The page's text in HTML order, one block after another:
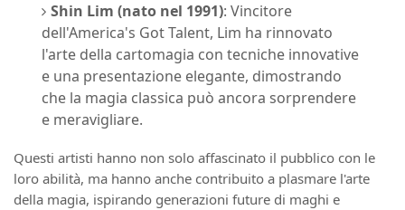
Shin Lim (nato nel 1991): Vincitore
dell'America's Got Talent, Lim ha rinnovato
l'arte della cartomagia con tecniche innovative
e una presentazione elegante, dimostrando
che la magia classica può ancora sorprendere
e meravigliare.
Questi artisti hanno non solo affascinato il pubblico con le
loro abilità, ma hanno anche contribuito a plasmare l'arte
della magia, ispirando generazioni future di maghi e